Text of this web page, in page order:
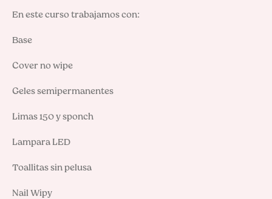
En este curso trabajamos con:
Base
Cover no wipe
Geles semipermanentes
Limas 150 y sponch
Lampara LED
Toallitas sin pelusa
Nail Wipy